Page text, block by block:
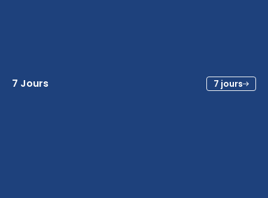
7 Jours 7 jours